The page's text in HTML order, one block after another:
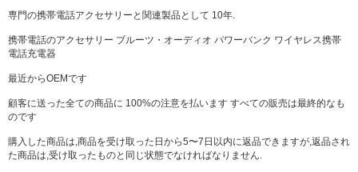
専門の携帯電話アクセサリーと関連製品として 10年.
携帯電話のアクセサリー ブルーツ・オーディオ パワーバンク ワイヤレス携帯
電話充電器
最近からOEMです
顧客に送った全ての商品に 100%の注意を払います すべての販売は最終的なも
のです
購入した商品は,商品を受け取った日から5〜7日以内に返品できますが,返品され
た商品は,受け取ったものと同じ状態でなければなりません.